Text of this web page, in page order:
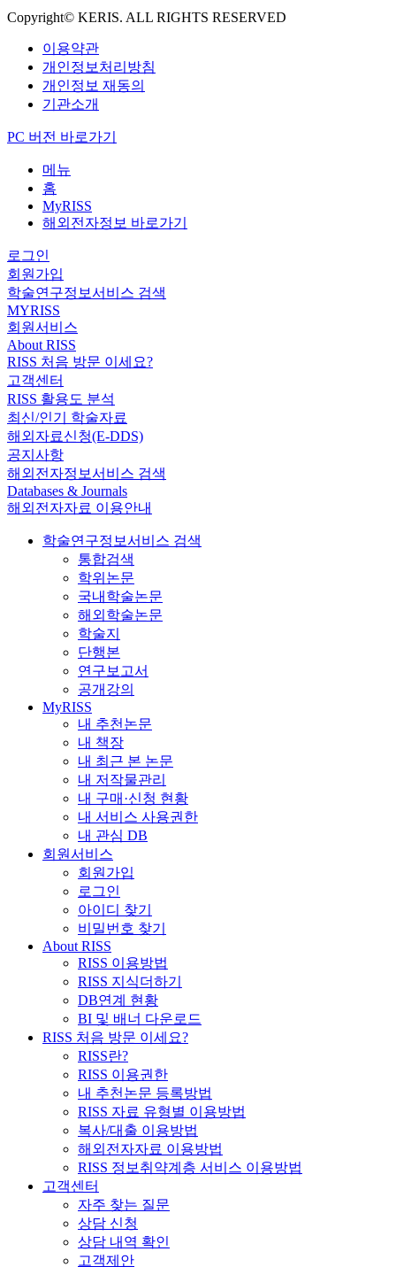
Copyright© KERIS. ALL RIGHTS RESERVED
이용약관
개인정보처리방침
개인정보 재동의
기관소개
PC 버전 바로가기
메뉴
홈
MyRISS
해외전자정보 바로가기
로그인
회원가입
학술연구정보서비스 검색
MYRISS
회원서비스
About RISS
RISS 처음 방문 이세요?
고객센터
RISS 활용도 분석
최신/인기 학술자료
해외자료신청(E-DDS)
공지사항
해외전자정보서비스 검색
Databases & Journals
해외전자자료 이용안내
학술연구정보서비스 검색
통합검색
학위논문
국내학술논문
해외학술논문
학술지
단행본
연구보고서
공개강의
MyRISS
내 추천논문
내 책장
내 최근 본 논문
내 저작물관리
내 구매·신청 현황
내 서비스 사용권한
내 관심 DB
회원서비스
회원가입
로그인
아이디 찾기
비밀번호 찾기
About RISS
RISS 이용방법
RISS 지식더하기
DB연계 현황
BI 및 배너 다운로드
RISS 처음 방문 이세요?
RISS란?
RISS 이용권한
내 추천논문 등록방법
RISS 자료 유형별 이용방법
복사/대출 이용방법
해외전자자료 이용방법
RISS 정보취약계층 서비스 이용방법
고객센터
자주 찾는 질문
상담 신청
상담 내역 확인
고객제안